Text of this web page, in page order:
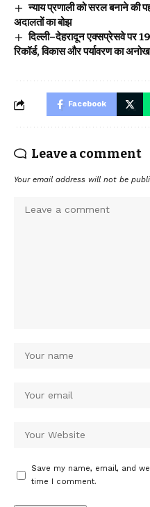
न्याय प्रणाली को सरल बनाने की
अदालतों का बोझ
दिल्ली–देहरादून एक्सप्रेसवे पर 19
रिकॉर्ड, विकास और पर्यावरण का
Facebook
Leave a comment
Your email address will not be
Save my name, email, and
time I comment.